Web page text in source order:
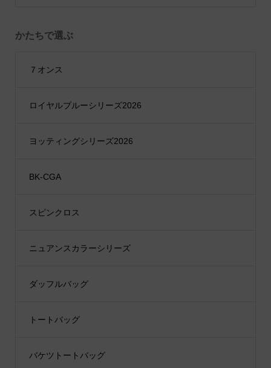
かたちで選ぶ
７オンス
ロイヤルブルーシリーズ2026
ヨッティングシリーズ2026
BK-CGA
スピンクロス
ニュアンスカラーシリーズ
ダッフルバッグ
トートバッグ
バケツトートバッグ